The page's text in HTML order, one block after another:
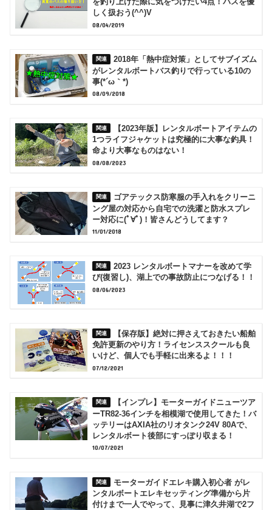
を釣り上げた際に気をつけたい4点！バスを優
しく扱おう(^^)V
08/04/2019
2018年「熱中症対策」としてサブイズム
がレンタルボートバス釣りで行っている10の
事(*´ω｀*)
08/09/2018
【2023年版】レンタルボートアイテムの
1つライフジャケットは究極的に大事な釣具！
命より大事なものはない！
08/08/2023
ゴアテックス防寒服の手入れをクリーニ
ング屋の対応から自宅での洗濯と防水スプレ
ー対応に(ﾟ∀ﾟ)！皆さんどうしてます？
11/01/2018
2023 レンタルボートマナーを改めて学
び(復習し)、湖上での事故防止につなげる！！
08/06/2023
【保存版】絶対に押さえておきたい船舶
免許更新のやり方！ライセンススクールも良
いけど、個人でも手軽に出来るよ！！！
07/12/2021
【インプレ】モーターガイドニューツア
ーTR82-36インチを相模湖で使用してきた！バ
ッテリーはAXIA社のリオタンク24V 80Aで、
レンタルボート後部にすっぽり収まる！
10/07/2021
モーターガイドエレキ購入初心者 がレ
ンタルボートエレキセッティング準備から片
付けまで一人でやって、見事に津久井湖で2フ